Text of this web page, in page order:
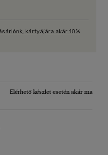
kártyájára akár 10%
Elérhető készlet esetén akár ma